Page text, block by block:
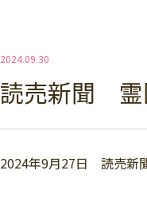
2024.09.30
読売新聞 霊
2024年9月27日 読売新